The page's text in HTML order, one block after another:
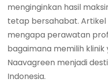
menginginkan hasil
tetap bersahabat. Artikel
mengapa perawatan
bagaimana memilih
Naavagreen menjadi
Indonesia.